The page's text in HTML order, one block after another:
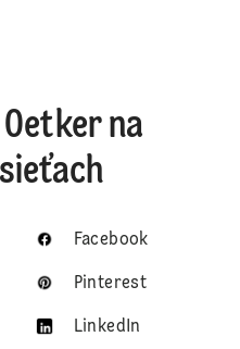
na
Facebook
Pinterest
LinkedIn